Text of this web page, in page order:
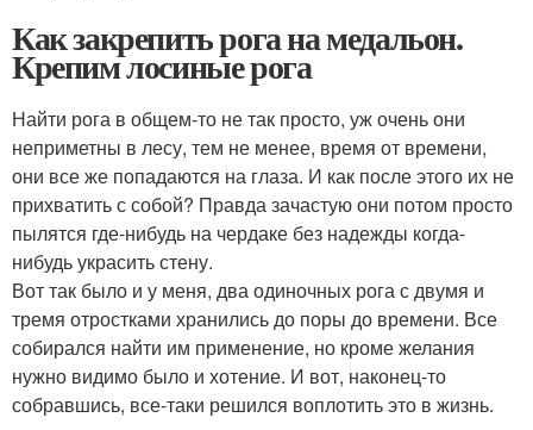
Как закрепить рога на медальон.
Крепим лосиные рога
Найти рога в общем-то не так просто, уж очень они
неприметны в лесу, тем не менее, время от времени,
они все же попадаются на глаза. И как после этого их не
прихватить с собой? Правда зачастую они потом просто
пылятся где-нибудь на чердаке без надежды когда-
нибудь украсить стену.
Вот так было и у меня, два одиночных рога с двумя и
тремя отростками хранились до поры до времени. Все
собирался найти им применение, но кроме желания
нужно видимо было и хотение. И вот, наконец-то
собравшись, все-таки решился воплотить это в жизнь.